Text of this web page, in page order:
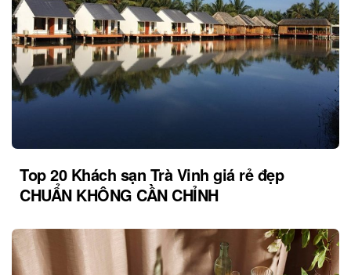
Top 20 Khách sạn Trà Vinh giá rẻ đẹp
CHUẨN KHÔNG CẦN CHỈNH